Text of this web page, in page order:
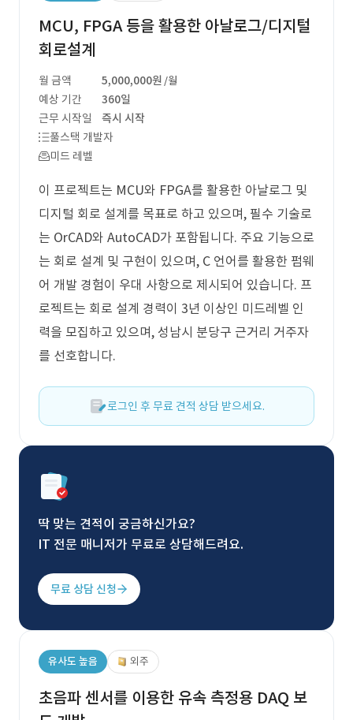
MCU, FPGA 등을 활용한 아날로그/디지털
회로설계
월 금액 5,000,000원 /월
예상 기간
360일
근무 시작일
즉시 시작
풀스택 개발자
미드 레벨
이 프로젝트는 MCU와 FPGA를 활용한 아날로그 및
디지털 회로 설계를 목표로 하고 있으며, 필수 기술로
는 OrCAD와 AutoCAD가 포함됩니다. 주요 기능으로
는 회로 설계 및 구현이 있으며, C 언어를 활용한 펌웨
어 개발 경험이 우대 사항으로 제시되어 있습니다. 프
로젝트는 회로 설계 경력이 3년 이상인 미드레벨 인
력을 모집하고 있으며, 성남시 분당구 근거리 거주자
를 선호합니다.
로그인 후 무료 견적 상담 받으세요.
딱 맞는 견적이 궁금하신가요?
IT 전문 매니저가 무료로 상담해드려요.
무료 상담 신청
유사도 높음 외주
초음파 센서를 이용한 유속 측정용 DAQ 보